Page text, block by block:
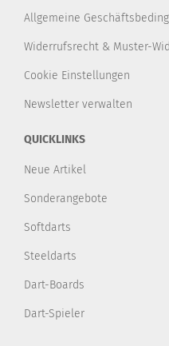
Allgemeine
Widerrufsrecht & Muster-
Cookie Einstellungen
Newsletter verwalten
QUICKLINKS
Neue Artikel
Sonderangebote
Softdarts
Steeldarts
Dart-Boards
Dart-Spieler